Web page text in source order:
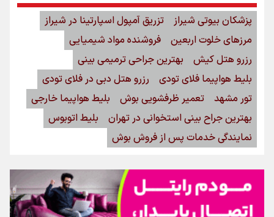
اینفو برنا/ میزان مالیات بر ارزش افزوده چقدر است؟
بازنشستگان در بودجه ۱۴۰۵ چقدر است؟
پزشکان بیوتی شیراز
تزریق آمپول اسپارتینا در شیراز
مرزهای خلوت اربعین
فروشنده مواد شیمیایی
رزرو هتل کیش
بهترین جراحی ترمیمی بینی
بلیط هواپیما فلای تودی
رزرو هتل دبی در فلای تودی
تور مشهد
تعمیر ظرفشویی بوش
بلیط هواپیما خارجی
بهترین جراح بینی استخوانی در تهران
بلیط اتوبوس
نمایندگی خدمات پس از فروش بوش